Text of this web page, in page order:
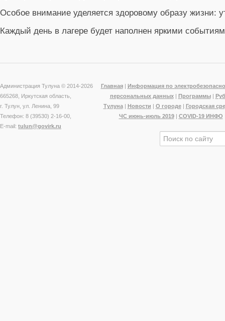
Особое внимание уделяется здоровому образу жизни:
Каждый день в лагере будет наполнен яркими
Администрация Тулуна © 2014-2026
665268, Иркутская область,
г. Тулун, ул. Ленина, 99
Телефон: 8 (39530) 2-16-00,
E-mail: tulun@govirk.ru
Главная| Информация по
персональных данных| Программы|
Тулуна| Новости | О городе| Городская
ЧС июнь-июль 2019| COVID-19 ИНФО